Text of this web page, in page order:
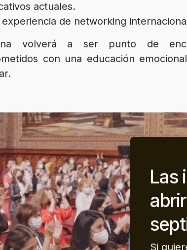
actuales.
experiencia de networking
volverá a ser punto de
con una educación
Las
Si